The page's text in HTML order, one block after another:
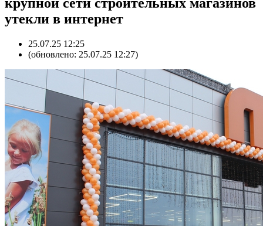
утекли в интернет
25.07.25 12:25
(обновлено: 25.07.25 12:27)